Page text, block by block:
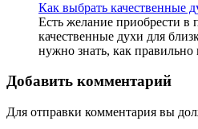
Как выбрать качественные
Есть желание приобрести в
качественные духи для
нужно знать, как
Добавить комментарий
Для отправки комментария вы